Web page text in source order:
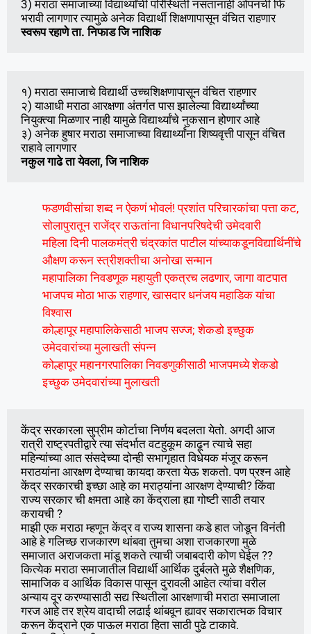
3) मराठा समाजाच्या विद्यार्थ्यांची परिस्थिती नसतानाही ओपनची फि
स्वरूप रहाणे ता. निफाड जि नाशिक
१) मराठा समाजाचे विद्यार्थी उच्चशिक्षणापासून वंचित राहणार
२) याआधी मराठा आरक्षणा अंतर्गत पास झालेल्या विद्यार्थ्यांच्या
नियुक्त्या मिळणार नाही यामुळे विद्यार्थ्यांचे नुकसान होणार आहे
३) अनेक हुषार मराठा समाजाच्या विद्यार्थ्यांना शिष्यवृत्ती पासून वंचित
नकुल गाढे ता येवला, जि नाशिक
फडणवीसांचा शब्द न ऐकणं भोवलं! प्रशांत परिचारकांचा पत्ता कट,
सोलापुरातून राजेंद्र राऊतांना विधानपरिषदेची उमेदवारी
महिला दिनी पालकमंत्री चंद्रकांत पाटील यांच्याकडूनविद्यार्थिनींचे
औक्षण करून स्त्रीशक्तीचा अनोखा सन्मान
महापालिका निवडणूक महायुती एकत्रच लढणार, जागा वाटपात
भाजपच मोठा भाऊ राहणार, खासदार धनंजय महाडिक यांचा
विश्वास
कोल्हापूर महापालिकेसाठी भाजप सज्ज; शेकडो इच्छुक
उमेदवारांच्या मुलाखती संपन्न
कोल्हापूर महानगरपालिका निवडणुकीसाठी भाजपमध्ये शेकडो
इच्छुक उमेदवारांच्या मुलाखती
केंद्र सरकारला सुप्रीम कोर्टाचा निर्णय बदलता येतो. अगदी आज
रात्री राष्ट्रपतीद्वारे त्या संदर्भात वटहुकूम काढून त्याचे सहा
महिन्यांच्या आत संसदेच्या दोन्ही सभागृहात विधेयक मंजूर करून
मराठयांना आरक्षण देण्याचा कायदा करता येऊ शकतो. पण प्रश्न आहे
केंद्र सरकारची इच्छा आहे का मराठ्यांना आरक्षण देण्याची? किंवा
राज्य सरकार ची क्षमता आहे का केंद्राला ह्या गोष्टी साठी तयार
करायची ?
माझी एक मराठा म्हणून केंद्र व राज्य शासना कडे हात जोडून विनंती
आहे हे गलिच्छ राजकारण थांबवा तुमचा अशा राजकारणा मुळे
समाजात अराजकता मांडू शकते त्याची जबाबदारी कोण घेईल ??
कित्येक मराठा समाजातील विद्यार्थी आर्थिक दुर्बलते मुळे शैक्षणिक,
सामाजिक व आर्थिक विकास पासून दुरावली आहेत त्यांचा वरील
अन्याय दूर करण्यासाठी सद्य स्थितीला आरक्षणाची मराठा समाजाला
गरज आहे तर श्रेय वादाची लढाई थांबवून ह्यावर सकारात्मक विचार
करून केंद्राने एक पाऊल मराठा हिता साठी पुढे टाकावे.